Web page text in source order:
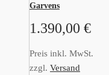
Garvens
1.390,00 €
Preis inkl. MwSt.
zzgl. Versand